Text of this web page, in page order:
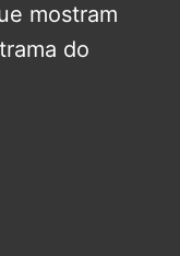
mostram
do